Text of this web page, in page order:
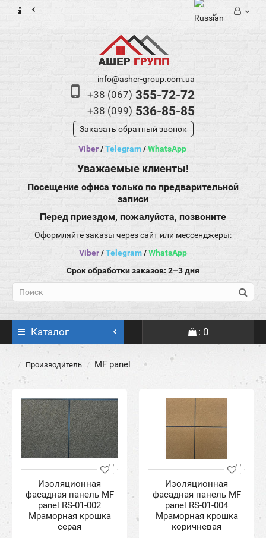
info@asher-group.com.ua
+38 (067) 355-72-72
+38 (099) 536-85-85
Заказать обратный звонок
Viber/Telegram/WhatsApp
Уважаемые клиенты!
Посещение офиса только по предварительной
записи
Перед приездом, пожалуйста, позвоните
Оформляйте заказы через сайт или мессенджеры:
Viber/Telegram/WhatsApp
Срок обработки заказов: 2–3 дня
Каталог : 0
Производитель MF panel
Изоляционная
фасадная панель MF
panel RS-01-002
Мраморная крошка
серая
Изоляционная
фасадная панель MF
panel RS-01-004
Мраморная крошка
коричневая